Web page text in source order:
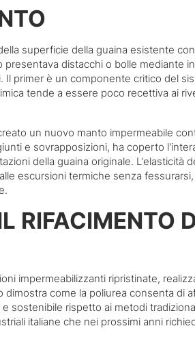
superficie della guaina esistente
distacchi o bolle mediante
primer è un componente critico del
tende a essere poco recettiva ai
un nuovo manto impermeabile
e sovrapposizioni, ha coperto
della guaina originale. L'elasticità
escursioni termiche senza
RIFACIMENTO
impermeabilizzanti ripristinate,
come la poliurea consenta di
sostenibile rispetto ai metodi
italiane che nei prossimi anni